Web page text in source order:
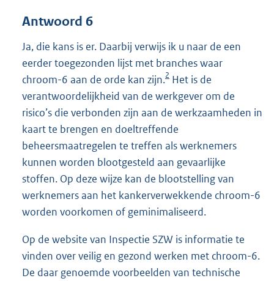
Antwoord 6
Ja, die kans is er. Daarbij verwijs ik u naar de een
eerder toegezonden lijst met branches waar
chroom-6 aan de orde kan zijn.2 Het is de
verantwoordelijkheid van de werkgever om de
risico’s die verbonden zijn aan de werkzaamheden in
kaart te brengen en doeltreffende
beheersmaatregelen te treffen als werknemers
kunnen worden blootgesteld aan gevaarlijke
stoffen. Op deze wijze kan de blootstelling van
werknemers aan het kankerverwekkende chroom-6
worden voorkomen of geminimaliseerd.
Op de website van Inspectie SZW is informatie te
vinden over veilig en gezond werken met chroom-6.
De daar genoemde voorbeelden van technische